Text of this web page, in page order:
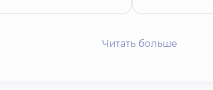
Читать больше